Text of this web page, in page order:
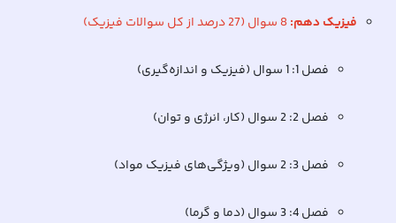
فیزیک دهم:8 سوال (27 درصد از کل سوالات فیزیک)
فصل 1: 1 سوال (فیزیک و اندازه‌گیری)
فصل 2: 2 سوال (کار، انرژی و توان)
فصل 3: 2 سوال (ویژگی‌های فیزیک مواد)
فصل 4: 3 سوال (دما و گرما)